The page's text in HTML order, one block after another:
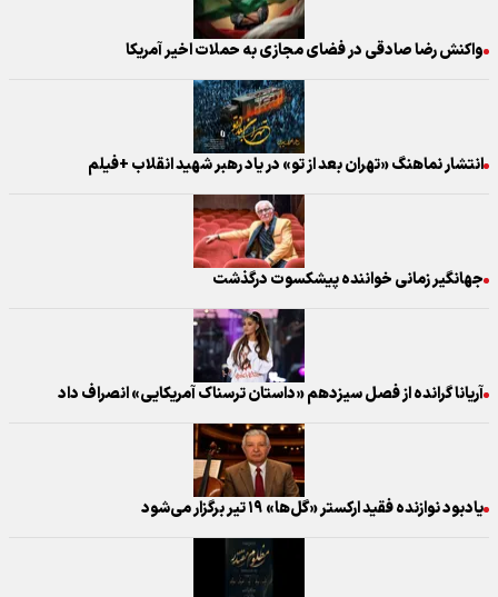
واکنش رضا صادقی در فضای مجازی به حملات اخیر آمریکا
انتشار نماهنگ «تهران بعد از تو» در یاد رهبر شهید انقلاب +فیلم
جهانگیر زمانی خواننده پیشکسوت درگذشت
آریانا گرانده از فصل سیزدهم «داستان ترسناک آمریکایی» انصراف داد
یادبود نوازنده فقید ارکستر «گل‌ها» ۱۹ تیر برگزار می‌شود